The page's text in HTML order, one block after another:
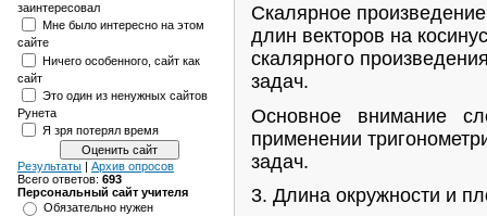
заинтересовал
Мне было интересно на этом
сайте
Ничего особенного, сайт как
сайт
Это один из ненужных сайтов
Рунета
Я зря потерял время
Результаты | Архив опросов
Всего ответов: 693
Персональный сайт учителя
Обязательно нужен
Скалярное
длин векторов на
скалярного
задач.
Основное внимание
применении
задач.
3. Длина окружности и